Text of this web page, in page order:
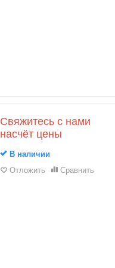
Свяжитесь с нами
насчёт цены
В наличии
Отложить
Сравнить